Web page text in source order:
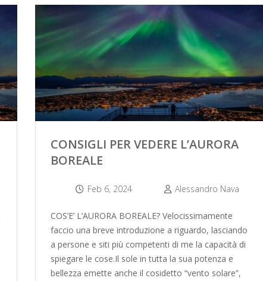
CONSIGLI PER VEDERE L’AURORA
BOREALE
Feb 6, 2024 Alessandro Nava
COS’E’ L’AURORA BOREALE? Velocissimamente
faccio una breve introduzione a riguardo, lasciando
a persone e siti più competenti di me la capacità di
spiegare le cose.Il sole in tutta la sua potenza e
bellezza emette anche il cosidetto “vento solare”,